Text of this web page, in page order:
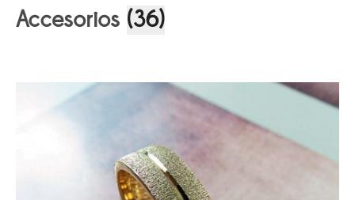
Accesorios (36)